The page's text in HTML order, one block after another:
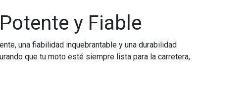
y Fiable
una fiabilidad inquebrantable y una durabilidad
que tu moto esté siempre lista para la carretera,